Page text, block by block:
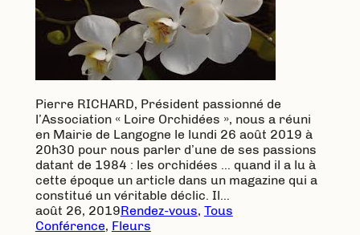
Pierre RICHARD, Président passionné de
l’Association « Loire Orchidées », nous a réuni
en Mairie de Langogne le lundi 26 août 2019 à
20h30 pour nous parler d’une de ses passions
datant de 1984 : les orchidées … quand il a lu à
cette époque un article dans un magazine qui a
constitué un véritable déclic. Il…
août 26, 2019Rendez-vous, Tous
Conférence, Fleurs